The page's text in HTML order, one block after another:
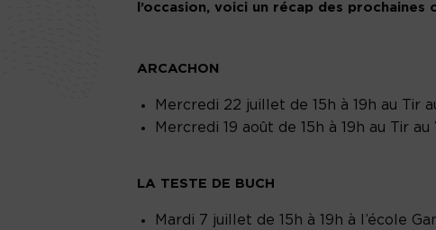
l’occasion, voici un récap des
ARCACHON
Mercredi 22 juillet de 15h à 19h au Tir
Mercredi 19 août de 15h à 19h au Tir au
LA TESTE DE BUCH
Mardi 7 juillet de 15h à 19h à l’école